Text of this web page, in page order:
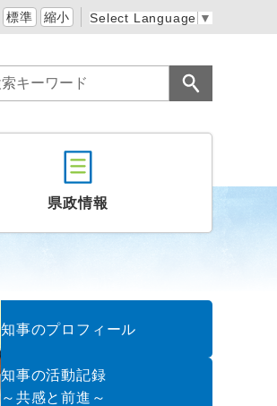
標準 縮小 Select Language ▼
県政情報
知事のプロフィール
知事の活動記録
～共感と前進～